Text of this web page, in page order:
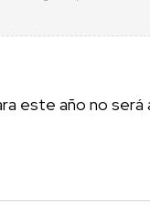
este año no